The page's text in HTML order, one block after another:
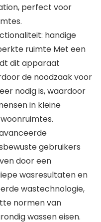
perfect voor
handige
ruimte Met een
dit apparaat
de noodzaak voor
nodig is, waardoor
in kleine
gebruikers
door een
wasresultaten en
wastechnologie,
normen van
wassen eisen.